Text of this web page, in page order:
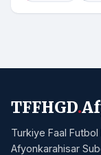
TFFHGD.
Turkiye Faal
Afyonkarahisar